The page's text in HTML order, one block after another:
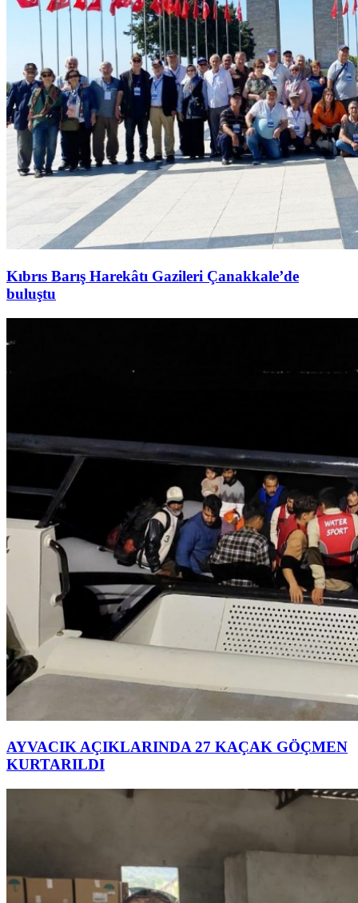
Kıbrıs Barış Harekâtı Gazileri Çanakkale’de
buluştu
AYVACIK AÇIKLARINDA 27 KAÇAK GÖÇMEN
KURTARILDI